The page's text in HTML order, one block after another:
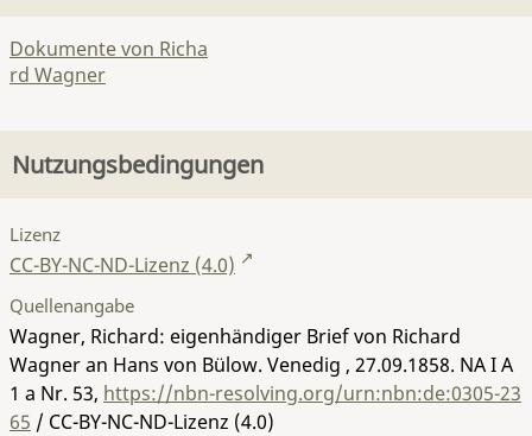
Dokumente von Richa
rd Wagner
Nutzungsbedingungen
Lizenz
CC-BY-NC-ND-Lizenz (4.0)
Quellenangabe
Wagner, Richard: eigenhändiger Brief von Richard
Wagner an Hans von Bülow. Venedig , 27.09.1858. NA I A
1 a Nr. 53, https://nbn-resolving.org/urn:nbn:de:0305-23
65 / CC-BY-NC-ND-Lizenz (4.0)